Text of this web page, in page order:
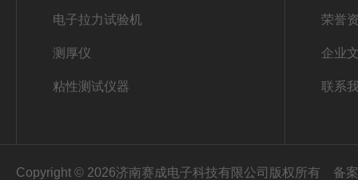
电子拉力试验机
测厚仪
粘性测试仪器
荣誉
企业
联系
Copyright © 2026济南赛成电子科技有限公司版权所有 备